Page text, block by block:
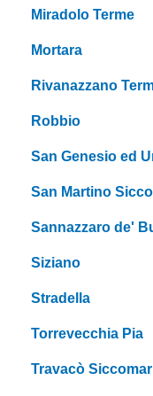
Miradolo Terme
Mortara
Rivanazzano
Robbio
San Genesio ed
San Martino
Sannazzaro de'
Siziano
Stradella
Torrevecchia Pia
Travacò